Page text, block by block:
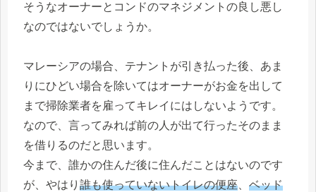
そうなオーナーとコンドのマネジメントの良し悪し
なのではないでしょうか。
マレーシアの場合、テナントが引き払った後、あま
りにひどい場合を除いてはオーナーがお金を出して
まで掃除業者を雇ってキレイにはしないようです。
なので、言ってみれば前の人が出て行ったそのまま
を借りるのだと思います。
今まで、誰かの住んだ後に住んだことはないのです
が、やはり 誰も使っていないトイレの便座、 ベッド